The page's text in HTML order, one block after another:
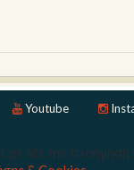
Youtube
© 2026 Ev Art.
Με την